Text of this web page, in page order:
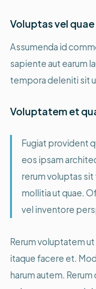
Voluptas vel
Assumenda id
sapiente aut earum
tempora deleniti sit
Voluptatem et
Fugiat provident
eos ipsam
rerum voluptas
mollitia ut quae.
vel inventore
Rerum voluptatem
itaque facere et.
harum autem.